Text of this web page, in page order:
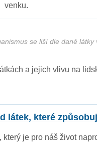
venku.
se liší dle dané látky
a jejich vlivu na
látek, které
který je pro náš život